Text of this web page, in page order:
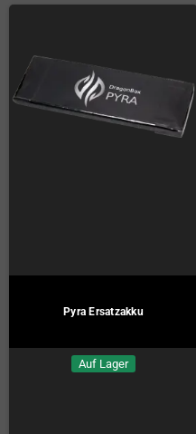
Pyra Ersatzakku
Auf Lager